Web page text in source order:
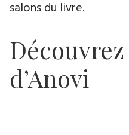
salons du livre.
d’Anovi